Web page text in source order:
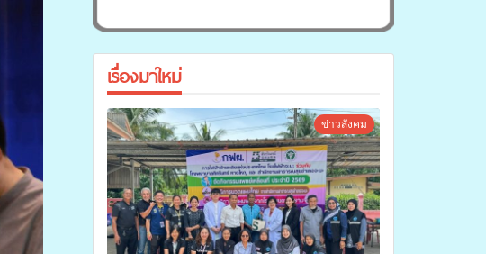
เรื่องมาใหม่
ข่าวสังคม